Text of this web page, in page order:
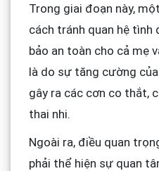
Trong giai đoạn này,
cách tránh quan hệ
bảo an toàn cho cả mẹ
là do sự tăng cường
gây ra các cơn co thắt,
thai nhi.
Ngoài ra, điều quan
phải thể hiện sự quan